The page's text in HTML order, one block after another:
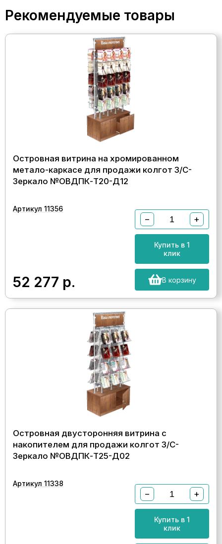
Рекомендуемые товары
Островная витрина на хромированном
метало-каркасе для продажи колгот З/C-
Зеркало №ОВДПК-Т20-Д12
Артикул 11356
52 277 р.
− +
Купить в 1
клик
В корзину
Островная двусторонняя витрина с
накопителем для продажи колгот З/C-
Зеркало №ОВДПК-Т25-Д02
Артикул 11338
− +
Купить в 1
клик